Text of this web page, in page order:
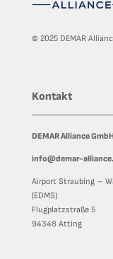
© 2025 DEMAR
Kontakt
DEMAR Alliance
info@demar-
Airport Straubing –
(EDMS)​
Flugplatzstraße 5​
94348 Atting